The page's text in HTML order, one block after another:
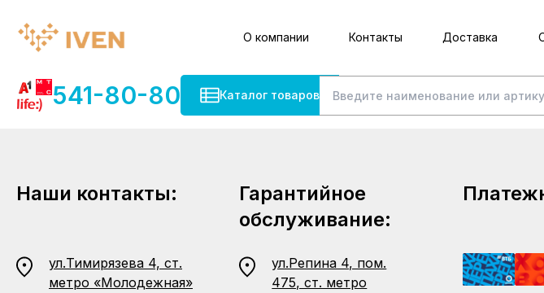
О компании Контакты Доставка
541-80-80 Каталог товаров
Наши контакты:
ул.Тимирязева 4, ст.
метро «Молодежная»
Гарантийное
обслуживание:
ул.Репина 4, пом.
475, ст. метро